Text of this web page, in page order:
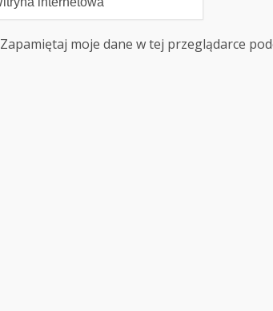
Zapamiętaj moje dane w tej przeglądarce